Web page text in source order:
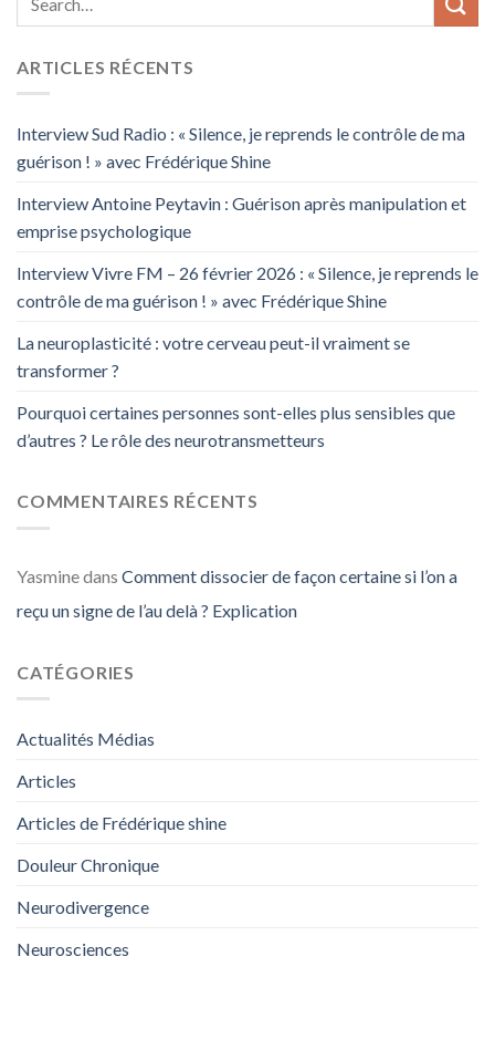
ARTICLES RÉCENTS
Interview Sud Radio : « Silence, je reprends le contrôle de ma
guérison ! » avec Frédérique Shine
Interview Antoine Peytavin : Guérison après manipulation et
emprise psychologique
Interview Vivre FM – 26 février 2026 : « Silence, je reprends le
contrôle de ma guérison ! » avec Frédérique Shine
La neuroplasticité : votre cerveau peut-il vraiment se
transformer ?
Pourquoi certaines personnes sont-elles plus sensibles que
d’autres ? Le rôle des neurotransmetteurs
COMMENTAIRES RÉCENTS
Yasminedans Comment dissocier de façon certaine si l’on a
reçu un signe de l’au delà ? Explication
CATÉGORIES
Actualités Médias
Articles
Articles de Frédérique shine
Douleur Chronique
Neurodivergence
Neurosciences